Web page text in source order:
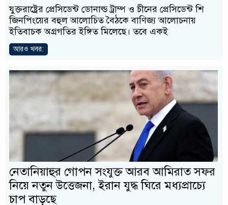
যুক্তরাষ্ট্রের প্রেসিডেন্ট ডোনাল্ড ট্রাম্প ও চীনের প্রেসিডেন্ট শি
জিনপিংয়ের বহুল আলোচিত বৈঠকে বাণিজ্য আলোচনায়
ইতিবাচক অগ্রগতির ইঙ্গিত মিলেছে। তবে একই
আরও খবর:
নেতানিয়াহুর গোপন সংযুক্ত আরব আমিরাত সফর
নিয়ে নতুন উত্তেজনা, ইরান যুদ্ধ ঘিরে মধ্যপ্রাচ্যে
চাপ বাড়ছে